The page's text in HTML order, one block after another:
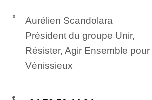
Aurélien Scandolara
Président du groupe Unir,
Résister, Agir Ensemble pour
Vénissieux